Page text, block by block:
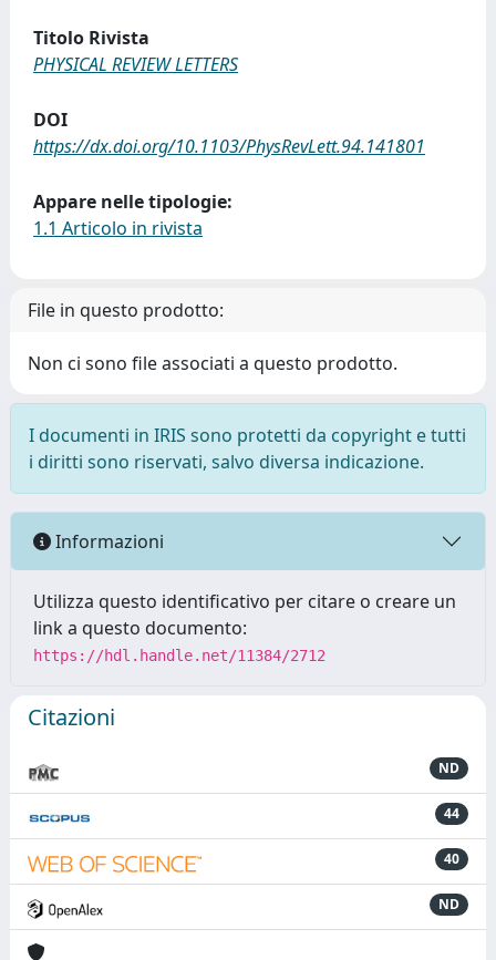
Titolo Rivista
PHYSICAL REVIEW LETTERS
DOI
https://dx.doi.org/10.1103/PhysRevLett.94.141801
Appare nelle tipologie:
1.1 Articolo in rivista
File in questo prodotto:
Non ci sono file associati a questo prodotto.
I documenti in IRIS sono protetti da copyright e tutti
i diritti sono riservati, salvo diversa indicazione.
Informazioni
Utilizza questo identificativo per citare o creare un
link a questo documento:
https://hdl.handle.net/11384/2712
Citazioni
ND
44
40
ND